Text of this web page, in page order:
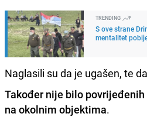
TRENDING
S ove strane
mentalitet
Naglasili su da je ugašen, te
Također nije bilo
na okolnim objektima.